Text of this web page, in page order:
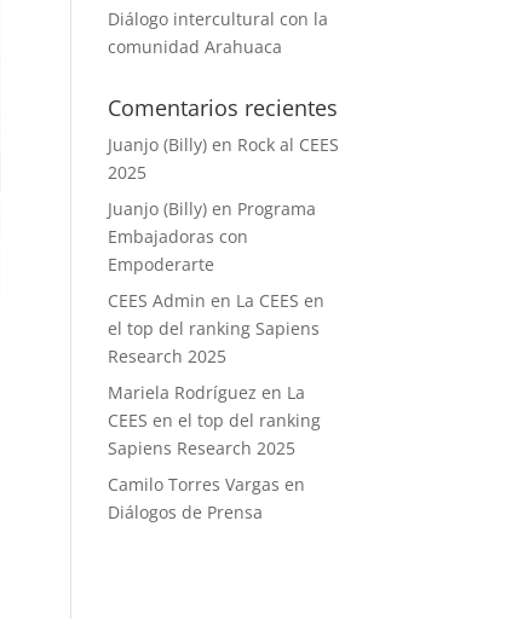
Diálogo intercultural con la
comunidad Arahuaca
Comentarios recientes
Juanjo (Billy) en Rock al CEES
2025
Juanjo (Billy) en Programa
Embajadoras con
Empoderarte
CEES Admin en La CEES en
el top del ranking Sapiens
Research 2025
Mariela Rodríguez en La
CEES en el top del ranking
Sapiens Research 2025
Camilo Torres Vargas en
Diálogos de Prensa